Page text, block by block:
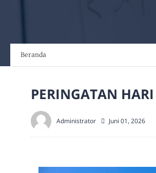
Beranda
PERINGATAN
Administrator Juni 01, 2026